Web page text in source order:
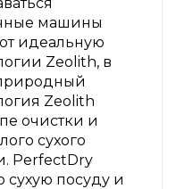
машины
идеальную
Zeolith, в
Zeolith
очистки и
сухого
PerfectDry
сухую посуду и